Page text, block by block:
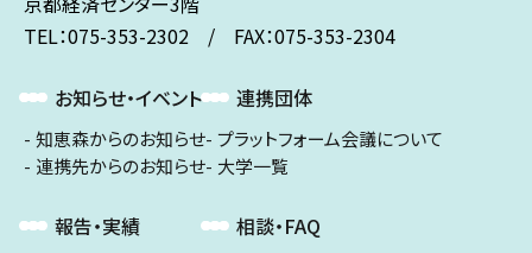
TEL：075-353-2302 / FAX：075-353-2304
お知らせ・イベント
知恵森からのお知らせ
連携先からのお知らせ
報告・実績
連携団体
プラットフォーム会議について
大学一覧
相談・FAQ